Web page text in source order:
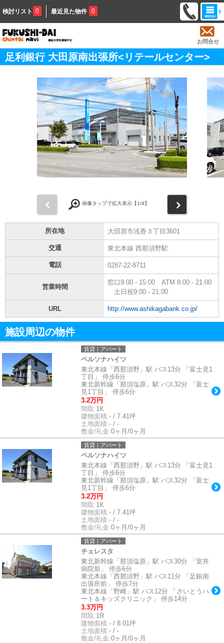
検討リスト 0 最近見た物件 0
お問合せ
足利銀行 大田原南出張所<リテールセンター>
画像タップで拡大表示【1/4】
所在地 大田原市浅香３丁目3601
交通 東北本線 西那須野駅
電話 0287-22-8711
営業時間
窓口9:00 - 15:00 ATM 8:00 - 21:00
土日祝9:00 - 21:00
URL http://www.ashikagabank.co.jp/
施設周辺の物件
賃貸｜アパート
ペルソナハイツ
東北本線「西那須野」駅 バス13分 「富士見1
丁目」 停歩6分
東北新幹線「那須塩原」駅 バス32分 「富士
見1丁目」 停歩6分
3.2万円
間取:1K
建物面積:- / 7.41坪
土地面積:- / -
敷金/礼金:0ヶ月/0ヶ月
賃貸｜アパート
ペルソナハイツ
東北本線「西那須野」駅 バス13分 「富士見1
丁目」 停歩6分
東北新幹線「那須塩原」駅 バス32分 「富士
見1丁目」 停歩6分
3.2万円
間取:1K
建物面積:- / 7.41坪
土地面積:- / -
敷金/礼金:0ヶ月/0ヶ月
賃貸｜アパート
チェレスタ
東北新幹線「那須塩原」駅 バス30分 「室井
病院前」 停歩6分
東北本線「西那須野」駅 バス11分 「足銀南
出張所前」 停歩7分
東北本線「野崎」駅 バス12分 「さいとうハ
ート＆キッズクリニック」 停歩14分
3.3万円
間取:1R
建物面積:- / 8.01坪
土地面積:- / -
敷金/礼金:0ヶ月/0ヶ月